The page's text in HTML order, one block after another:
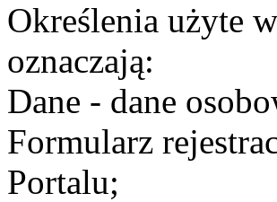
Określenia użyte
oznaczają:
Dane - dane
Formularz
Portalu;